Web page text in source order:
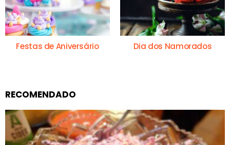
Festas de Aniversário Dia dos Namorados
RECOMENDADO